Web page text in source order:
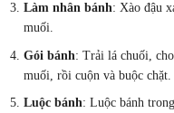
Làm nhân bánh: Xào đậu
muối.
Gói bánh: Trải lá chuối,
muối, rồi cuộn và buộc chặt.
Luộc bánh: Luộc bánh